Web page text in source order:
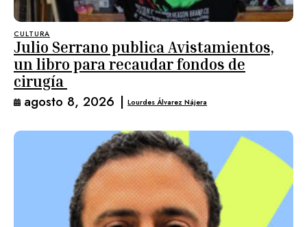
CULTURA
Julio Serrano publica Avistamientos,
un libro para recaudar fondos de
cirugía
agosto 8, 2026 | Lourdes Álvarez Nájera